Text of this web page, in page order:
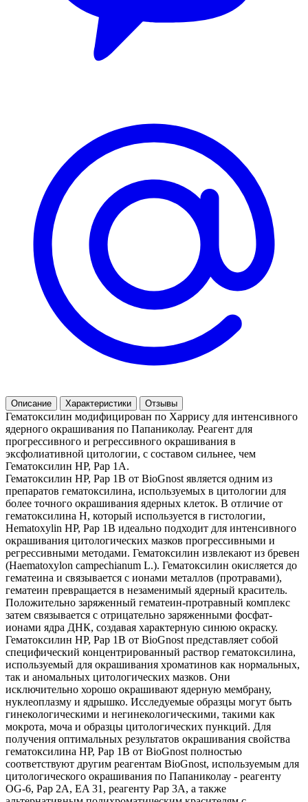
Описание Характеристики Отзывы
Гематоксилин модифицирован по Харрису для интенсивного
ядерного окрашивания по Папаниколау. Реагент для
прогрессивного и регрессивного окрашивания в
эксфолиативной цитологии, с составом сильнее, чем
Гематоксилин HP, Pap 1A.
Гематоксилин HP, Pap 1B от BioGnost является одним из
препаратов гематоксилина, используемых в цитологии для
более точного окрашивания ядерных клеток. В отличие от
гематоксилина H, который используется в гистологии,
Hematoxylin HP, Pap 1B идеально подходит для интенсивного
окрашивания цитологических мазков прогрессивными и
регрессивными методами. Гематоксилин извлекают из бревен
(Haematoxylon campechianum L.). Гематоксилин окисляется до
гематеина и связывается с ионами металлов (протравами),
гематеин превращается в незаменимый ядерный краситель.
Положительно заряженный гематеин-протравный комплекс
затем связывается с отрицательно заряженными фосфат-
ионами ядра ДНК, создавая характерную синюю окраску.
Гематоксилин HP, Pap 1B от BioGnost представляет собой
специфический концентрированный раствор гематоксилина,
используемый для окрашивания хроматинов как нормальных,
так и аномальных цитологических мазков. Они
исключительно хорошо окрашивают ядерную мембрану,
нуклеоплазму и ядрышко. Исследуемые образцы могут быть
гинекологическими и негинекологическими, такими как
мокрота, моча и образцы цитологических пункций. Для
получения оптимальных результатов окрашивания свойства
гематоксилина HP, Pap 1B от BioGnost полностью
соответствуют другим реагентам BioGnost, используемым для
цитологического окрашивания по Папаниколау - реагенту
OG-6, Pap 2A, EA 31, реагенту Pap 3A, а также